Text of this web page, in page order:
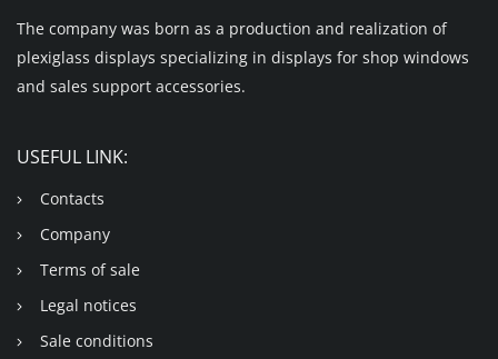
The company was born as a production and realization of
plexiglass displays specializing in displays for shop windows
and sales support accessories.
USEFUL LINK:
Contacts
Company
Terms of sale
Legal notices
Sale conditions